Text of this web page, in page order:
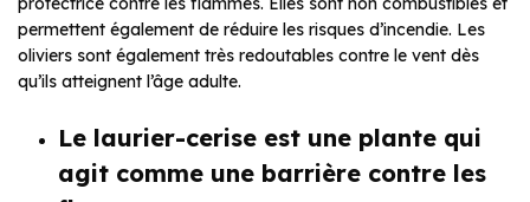
permettent également de réduire les risques d’incendie. Les
oliviers sont également très redoutables contre le vent dès
qu’ils atteignent l’âge adulte.
Le laurier-cerise est une plante qui
agit comme une barrière contre les